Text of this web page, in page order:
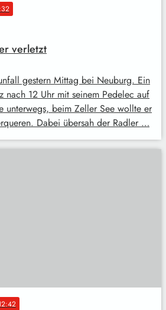
verletzt
gestern Mittag bei Neuburg. Ein
nach 12 Uhr mit seinem Pedelec auf
unterwegs, beim Zeller See wollte er
Dabei übersah der Radler …